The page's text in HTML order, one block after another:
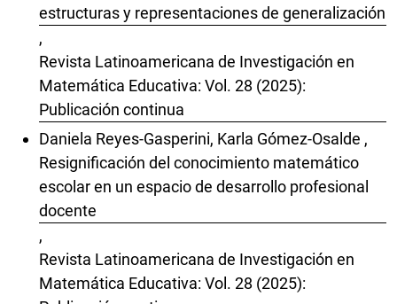
estructuras y representaciones de generalización
,
Revista Latinoamericana de Investigación en
Matemática Educativa: Vol. 28 (2025):
Publicación continua
Daniela Reyes-Gasperini, Karla Gómez-Osalde ,
Resignificación del conocimiento matemático
escolar en un espacio de desarrollo profesional
docente
,
Revista Latinoamericana de Investigación en
Matemática Educativa: Vol. 28 (2025):